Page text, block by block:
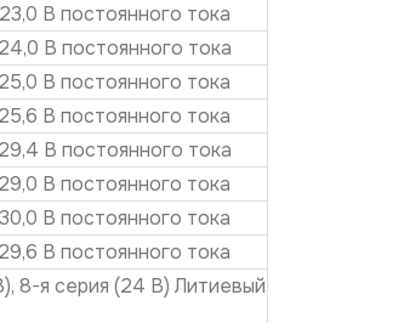
23,0 В постоянного тока
24,0 В постоянного тока
25,0 В постоянного тока
25,6 В постоянного тока
29,4 В постоянного тока
29,0 В постоянного тока
30,0 В постоянного тока
29,6 В постоянного тока
8-я серия (24 В) Литиевый